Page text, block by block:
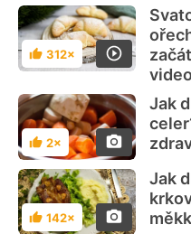
Hodnocení
312×
Hodnocení
2×
Jak
Hodnocení
142×
Jak